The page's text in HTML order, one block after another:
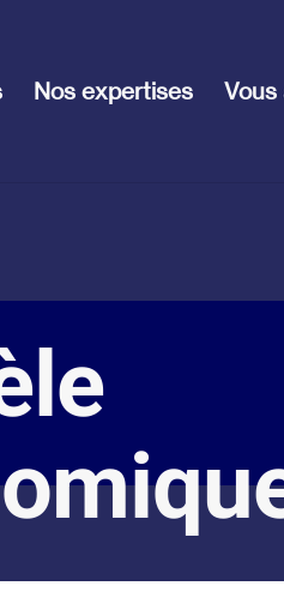
Nos expertises